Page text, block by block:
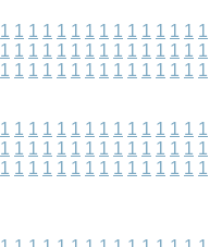
1 1 1 1 1 1 1 1 1 1 1 1 1 1 1
1 1 1 1 1 1 1 1 1 1 1 1 1 1 1
1 1 1 1 1 1 1 1 1 1 1 1 1 1 1
1 1 1 1 1 1 1 1 1 1 1 1 1 1 1
1 1 1 1 1 1 1 1 1 1 1 1 1 1 1
1 1 1 1 1 1 1 1 1 1 1 1 1 1 1